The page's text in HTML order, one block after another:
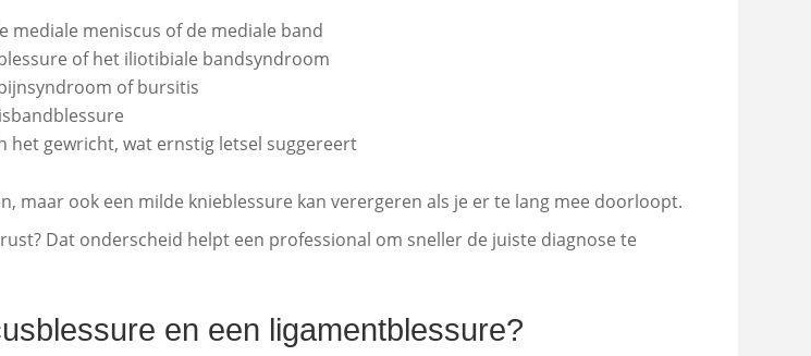
mediale meniscus of de mediale band
of het iliotibiale bandsyndroom
of bursitis
het gewricht, wat ernstig letsel suggereert
maar ook een milde knieblessure kan verergeren als je er te lang mee doorloopt.
Dat onderscheid helpt een professional om sneller de juiste diagnose te
en een ligamentblessure?